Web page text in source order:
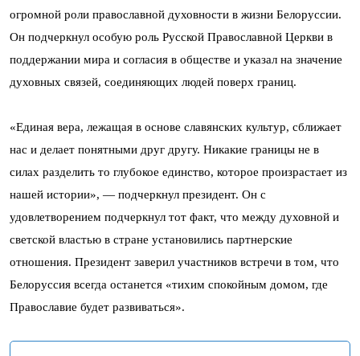
огромной роли православной духовности в жизни Белоруссии.
Он подчеркнул особую роль Русской Православной Церкви в
поддержании мира и согласия в обществе и указал на значение
духовных связей, соединяющих людей поверх границ.
«Единая вера, лежащая в основе славянских культур, сближает
нас и делает понятными друг другу. Никакие границы не в
силах разделить то глубокое единство, которое произрастает из
нашей истории», — подчеркнул президент. Он с
удовлетворением подчеркнул тот факт, что между духовной и
светской властью в стране установились партнерские
отношения. Президент заверил участников встречи в том, что
Белоруссия всегда останется «тихим спокойным домом, где
Православие будет развиваться».